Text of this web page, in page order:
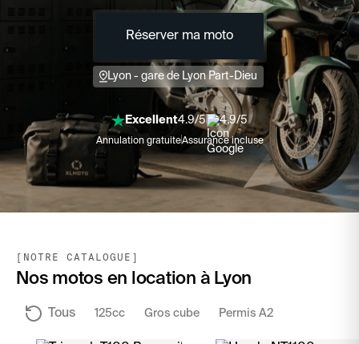
Réserver ma moto
Lyon - gare de Lyon Part-Dieu
Excellent4.9/5 4.9/5
Annulation gratuiteAssurance incluse
[NOTRE CATALOGUE]
Nos motos en location à Lyon
Tous 125cc Gros cube Permis A2